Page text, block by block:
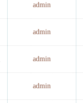
admin
admin
admin
admin